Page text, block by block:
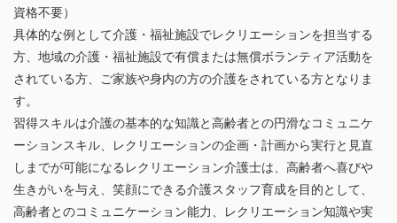
資格不要）
具体的な例として介護・福祉施設でレクリエーションを担当する
方、地域の介護・福祉施設で有償または無償ボランティア活動を
されている方、ご家族や身内の方の介護をされている方となりま
す。
習得スキルは介護の基本的な知識と高齢者との円滑なコミュニケ
ーションスキル、レクリエーションの企画・計画から実行と見直
しまでが可能になるレクリエーション介護士は、高齢者へ喜びや
生きがいを与え、笑顔にできる介護スタッフ育成を目的として、
高齢者とのコミュニケーション能力、レクリエーション知識や実